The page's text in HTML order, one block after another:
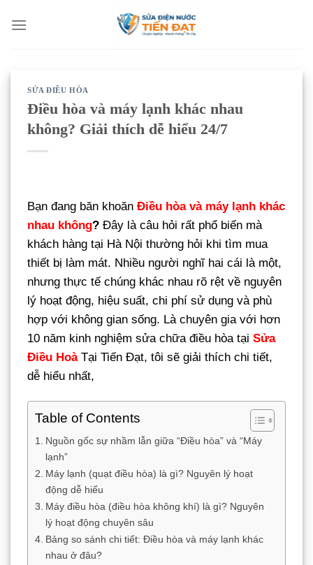
qua
SỬA ĐIỀU HÒA
Điều hòa và máy lạnh khác nhau
không? Giải thích dễ hiểu 24/7
Bạn đang băn khoăn Điều hòa và máy lạnh khác
nhau không? Đây là câu hỏi rất phổ biến mà
khách hàng tại Hà Nội thường hỏi khi tìm mua
thiết bị làm mát. Nhiều người nghĩ hai cái là một,
nhưng thực tế chúng khác nhau rõ rệt về nguyên
lý hoạt động, hiệu suất, chi phí sử dụng và phù
hợp với không gian sống. Là chuyên gia với hơn
10 năm kinh nghiệm sửa chữa điều hòa tại Sửa
Điều HoàTại Tiến Đạt, tôi sẽ giải thích chi tiết,
dễ hiểu nhất,
Table of Contents
Nguồn gốc sự nhầm lẫn giữa “Điều hòa” và “Máy
lạnh”
Máy lạnh (quạt điều hòa) là gì? Nguyên lý hoạt
động dễ hiểu
Máy điều hòa (điều hòa không khí) là gì? Nguyên
lý hoạt động chuyên sâu
Bảng so sánh chi tiết: Điều hòa và máy lạnh khác
nhau ở đâu?